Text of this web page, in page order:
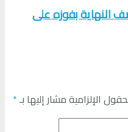
النهاية بفوزه على
الإلزامية مشار إليها بـ*